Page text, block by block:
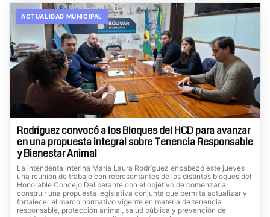
ACTUALIDAD MUNICIPAL
Rodríguez convocó a los Bloques del HCD para avanzar
en una propuesta integral sobre Tenencia Responsable
y Bienestar Animal
La intendenta interina María Laura Rodríguez encabezó este jueves
una reunión de trabajo con representantes de los distintos bloques del
Honorable Concejo Deliberante con el objetivo de comenzar a
construir una propuesta legislativa conjunta que permita actualizar y
fortalecer el marco normativo vigente en materia de tenencia
responsable, protección animal, salud pública y prevención de